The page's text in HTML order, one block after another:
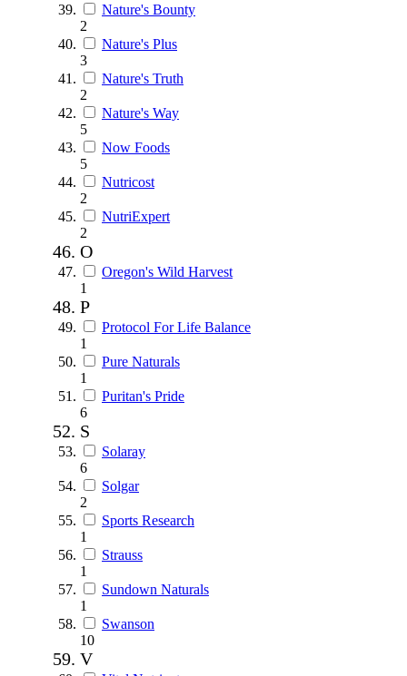
Nature's Bounty
2
Nature's Plus
3
Nature's Truth
2
Nature's Way
5
Now Foods
5
Nutricost
2
NutriExpert
2
O
Oregon's Wild Harvest
1
P
Protocol For Life Balance
1
Pure Naturals
1
Puritan's Pride
6
S
Solaray
6
Solgar
2
Sports Research
1
Strauss
1
Sundown Naturals
1
Swanson
10
V